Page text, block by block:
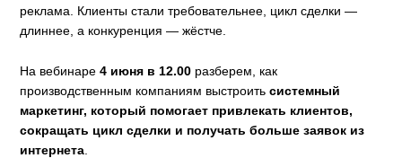
реклама. Клиенты стали требовательнее, цикл сделки —
длиннее, а конкуренция — жёстче.
На вебинаре4 июня в 12.00 разберем, как
производственным компаниям выстроитьсистемный
маркетинг, который помогает привлекать клиентов,
сокращать цикл сделки и получать больше заявок из
интернета